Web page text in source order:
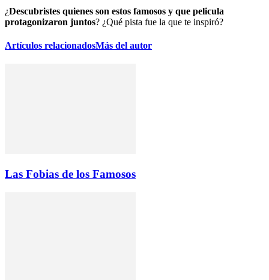
¿Descubristes quienes son estos famosos y que pelicula
protagonizaron juntos? ¿Qué pista fue la que te inspiró?
Artículos relacionadosMás del autor
Las Fobias de los Famosos